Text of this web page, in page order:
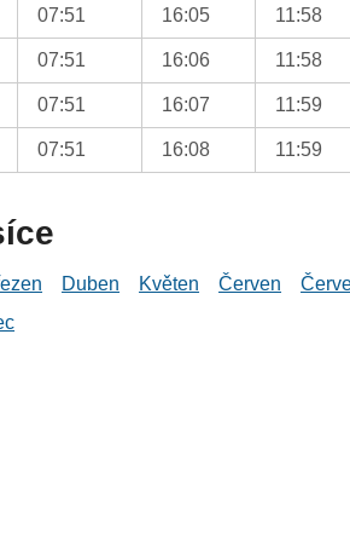
07:51 16:05 11:58
07:51 16:06 11:58
07:51 16:07 11:59
07:51 16:08 11:59
Duben Květen Červen